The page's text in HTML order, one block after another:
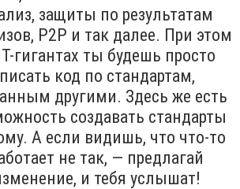
защиты по результатам
P2P и так далее. При этом
гигантах ты будешь просто
писать код по стандартам,
другими. Здесь же есть
создавать стандарты
А если видишь, что что-то
не так, — предлагай
и тебя услышат!